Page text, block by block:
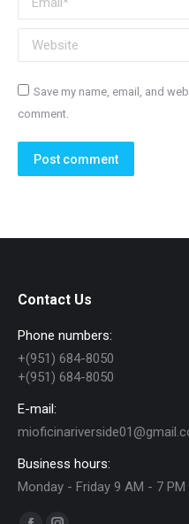
Website
Save my name, email, and
comment.
Post comment
Contact Us
Phone numbers:
+(951) 684-8050
+(951) 684-8050
E-mail:
Business hours:
Monday - Friday 9 AM - 7 PM
Find us on: